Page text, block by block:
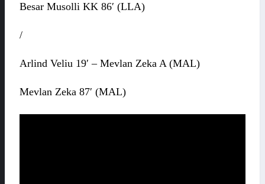
Besar Musolli KK 86′ (LLA)
/
Arlind Veliu 19′ – Mevlan Zeka A (MAL)
Mevlan Zeka 87′ (MAL)